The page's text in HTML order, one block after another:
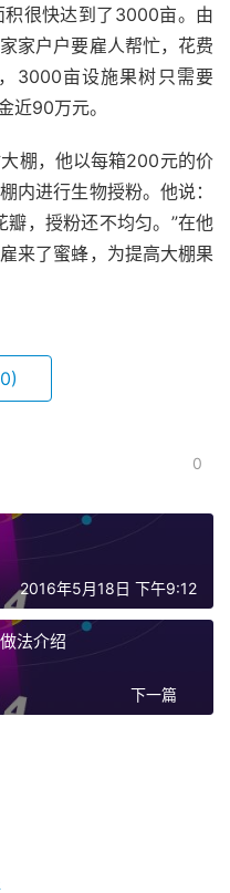
很快达到了3000亩。由
家户户要雇人帮忙，花费
3000亩设施果树只需要
近90万元。
棚，他以每箱200元的价
内进行生物授粉。他说：
瓣，授粉还不均匀。”在他
来了蜜蜂，为提高大棚果
0
2016年5月18日 下午9:12
法介绍
下一篇